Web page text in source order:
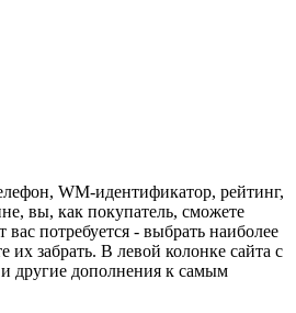
WM-идентификатор, рейтинг,
вы, как покупатель, сможете
потребуется - выбрать наиболее
забрать. В левой колонке сайта с
другие дополнения к самым